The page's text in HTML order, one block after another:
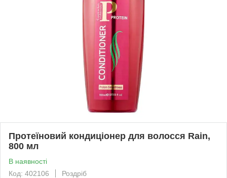
Протеїновий кондиціонер для волосся Rain,
800 мл
В наявності
Код: 402106
Роздріб